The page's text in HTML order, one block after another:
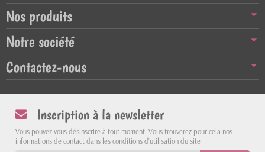
Nos produits
Notre société
Contactez-nous
Inscription à la newsletter
Vous pouvez vous désinscrire à tout moment. Vous trouverez pour cela nos
informations de contact dans les conditions d'utilisation du site